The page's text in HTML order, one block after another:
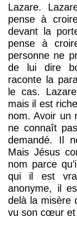
Lazare.
pense à
devant la
pense à
personne ne
de lui dire
raconte la
le cas.
mais il est
nom. Avoir un
ne connaît
demandé. Il
Mais Jésus
nom parce
qui il est
anonyme, il
delà la misère
vu son cœur et